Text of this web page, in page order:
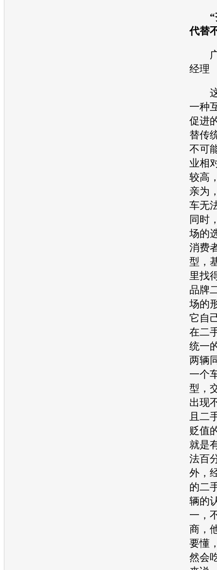
“齐
代替
广
经理
这
一种
促进
替传
不可
业相
较高
亲为
车无
同时
场的
消费
型，
里找
品牌
场的
它自
在二
统一
两辆
一个
型，
出现
且二
贬值
就是
法百
外，
的二
辆的
一，
商，
要懂
然会